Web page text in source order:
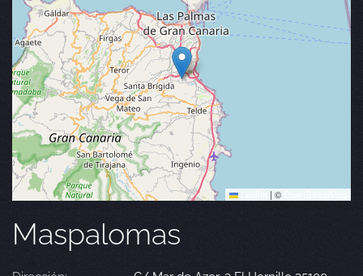
| ©
Maspalomas